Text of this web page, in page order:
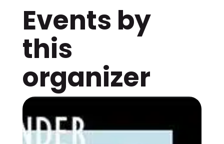
Events by
this
organizer